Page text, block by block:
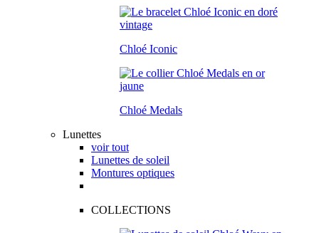
Chloé Iconic
Chloé Medals
Lunettes
voir tout
Lunettes de soleil
Montures optiques
COLLECTIONS